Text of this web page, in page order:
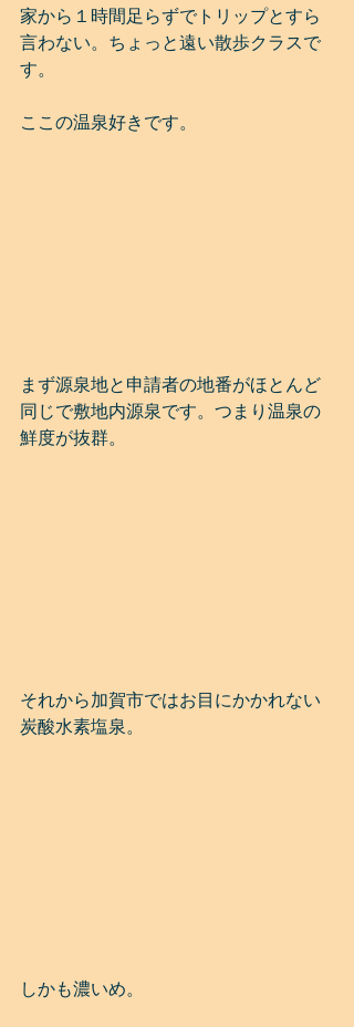
家から１時間足らずでトリップとすら
言わない。ちょっと遠い散歩クラスで
す。
ここの温泉好きです。
まず源泉地と申請者の地番がほとんど
同じで敷地内源泉です。つまり温泉の
鮮度が抜群。
それから加賀市ではお目にかかれない
炭酸水素塩泉。
しかも濃いめ。